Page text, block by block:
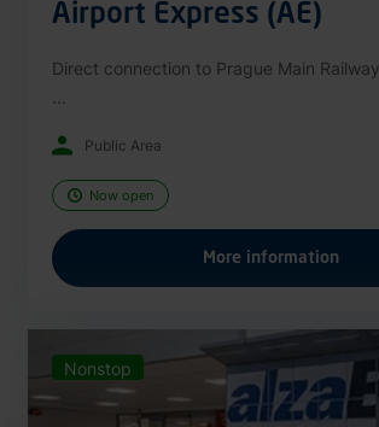
Airport Express (AE)
Direct connection to Prague Main
Public Area
Now open
More information
Nonstop